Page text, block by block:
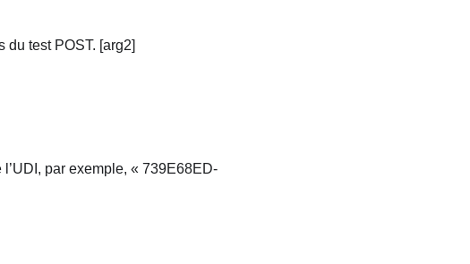
du test POST. [arg2]
l’UDI, par exemple, « 739E68ED-